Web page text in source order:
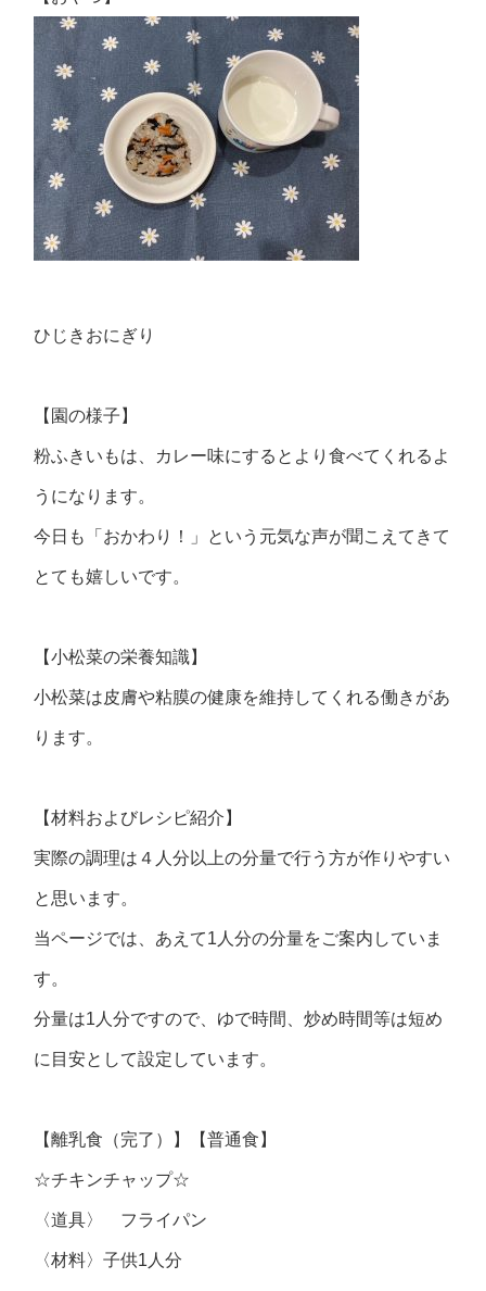
ひじきおにぎり
【園の様子】
粉ふきいもは、カレー味にするとより食べてくれるよ
うになります。
今日も「おかわり！」という元気な声が聞こえてきて
とても嬉しいです。
【小松菜の栄養知識】
小松菜は皮膚や粘膜の健康を維持してくれる働きがあ
ります。
【材料およびレシピ紹介】
実際の調理は４人分以上の分量で行う方が作りやすい
と思います。
当ページでは、あえて1人分の分量をご案内していま
す。
分量は1人分ですので、ゆで時間、炒め時間等は短め
に目安として設定しています。
【離乳食（完了）】【普通食】
☆チキンチャップ☆
〈道具〉 フライパン
〈材料〉子供1人分